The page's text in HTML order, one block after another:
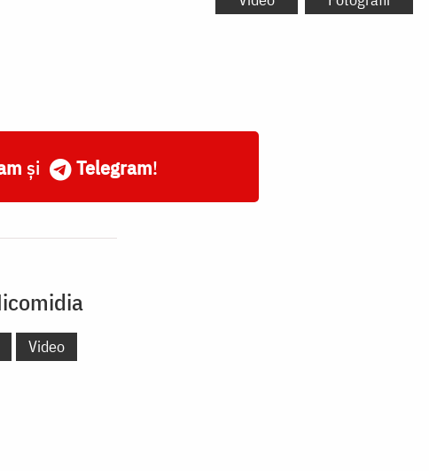
și Telegram!
Video